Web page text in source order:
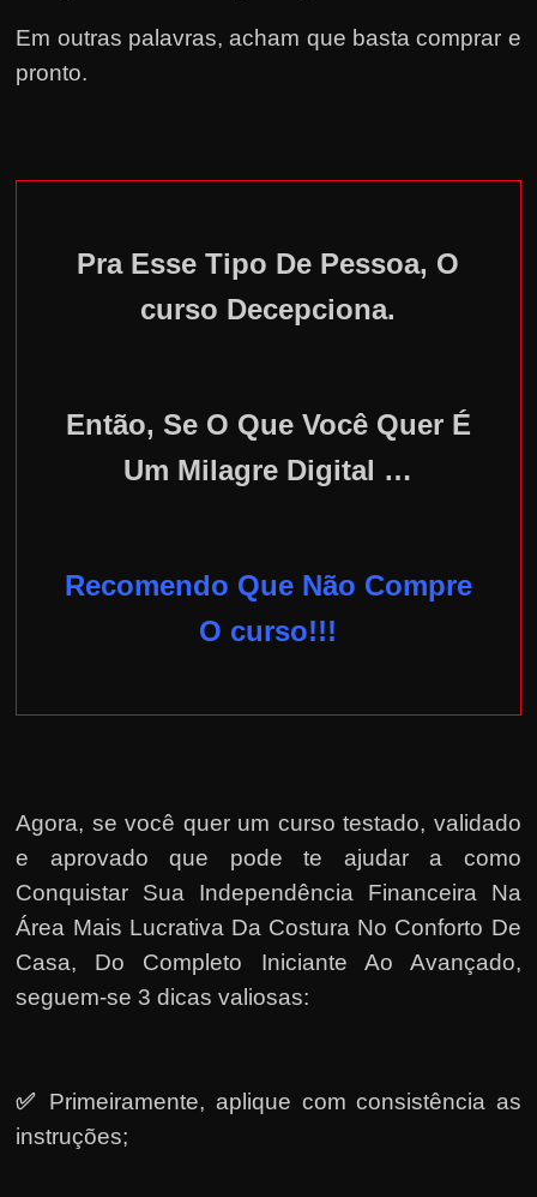
Em outras palavras, acham que basta comprar e
pronto.
Pra Esse Tipo De Pessoa, O
curso Decepciona.
Então, Se O Que Você Quer É
Um Milagre Digital …
Recomendo Que Não Compre
O curso!!!
Agora, se você quer um curso testado, validado
e aprovado que pode te ajudar a como
Conquistar Sua Independência Financeira Na
Área Mais Lucrativa Da Costura No Conforto De
Casa, Do Completo Iniciante Ao Avançado,
seguem-se 3 dicas valiosas:
✅ Primeiramente, aplique com consistência as
instruções;